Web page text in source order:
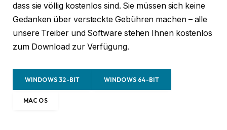
dass sie völlig kostenlos sind. Sie müssen sich keine
Gedanken über versteckte Gebühren machen – alle
unsere Treiber und Software stehen Ihnen kostenlos
zum Download zur Verfügung.
WINDOWS 32-BIT WINDOWS 64-BIT
MAC OS